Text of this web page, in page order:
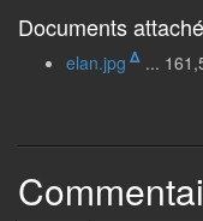
Documents
elan.jpg Δ ...